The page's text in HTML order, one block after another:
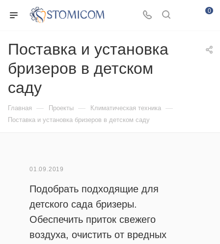
0
Поставка и установка
бризеров в детском
саду
Главная — Проекты — Климатическая техника —
Поставка и установка бризеров в детском саду
01.09.2019
Подобрать подходящие для
детского сада бризеры.
Обеспечить приток свежего
воздуха, очистить от вредных